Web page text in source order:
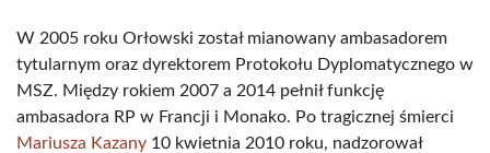
W 2005 roku Orłowski został mianowany ambasadorem
tytularnym oraz dyrektorem Protokołu Dyplomatycznego w
MSZ. Między rokiem 2007 a 2014 pełnił funkcję
ambasadora RP w Francji i Monako. Po tragicznej śmierci
Mariusza Kazany 10 kwietnia 2010 roku, nadzorował